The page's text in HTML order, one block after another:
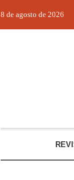
8 de agosto de 2026